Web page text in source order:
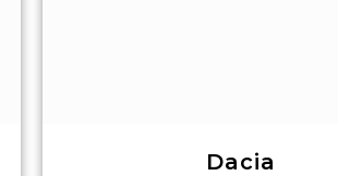
Dacia